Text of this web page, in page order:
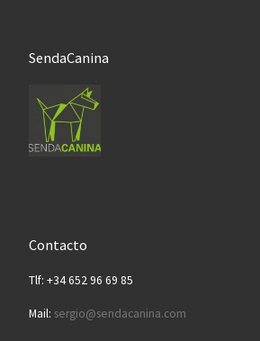
SendaCanina
Contacto
Tlf: +34 652 96 69 85
Mail: sergio@sendacanina.com